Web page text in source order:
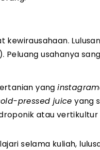
Peluang usahanya
yang
pressed juice yang
atau
selama kuliah,